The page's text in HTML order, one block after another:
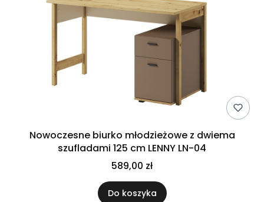
Nowoczesne biurko młodzieżowe z dwiema
szufladami 125 cm LENNY LN-04
589,00 zł
Do koszyka